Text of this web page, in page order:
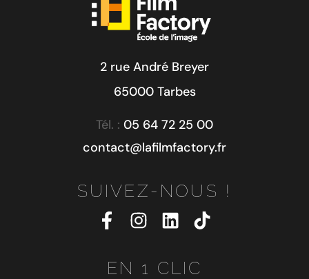
2 rue André Breyer
65000 Tarbes
Tél. : 05 64 72 25 00
contact@lafilmfactory.fr
SUIVEZ-NOUS !
EN 1 CLIC